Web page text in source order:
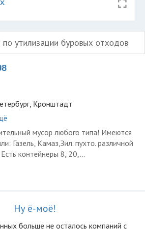
по утилизации буровых отходов
Кронштадт
мусор любого типа! Имеются
Газель, Камаз,Зил. пухто. различной
контейнеры 8, 20,...
Ну ё-моё!
больше не осталоcь компаний с